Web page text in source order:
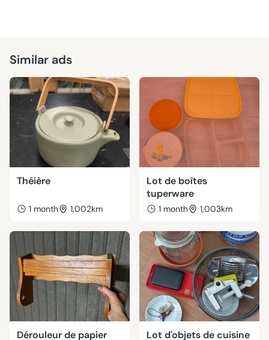
Similar ads
Théière
1 month 1,002km
Lot de boîtes
tuperware
1 month 1,003km
Dérouleur de papier Lot d'objets de cuisine